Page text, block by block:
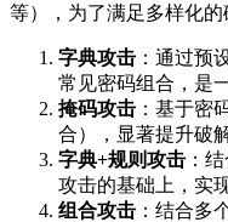
等），为了满足多样化的
字典攻击 ：通过预
常见密码组合，是
掩码攻击 ：基于密
合），显著提升破
字典+规则攻击 ：
攻击的基础上，实
组合攻击 ：结合多